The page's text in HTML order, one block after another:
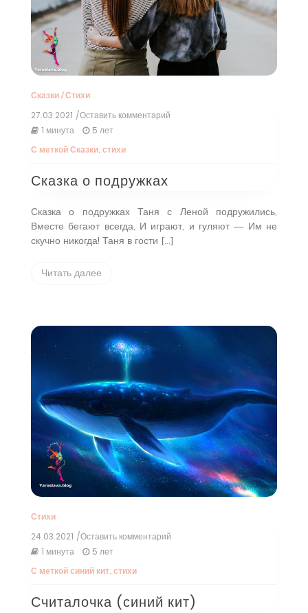
Сказки/Стихи
27.03.2021 /Оставить комментарий
1 минута 5 лет
С меткой Сказки, стихи
Сказка о подружках
Сказка о подружках Таня с Леной подружились,
Вместе бегают всегда, И играют, и гуляют — Им не
скучно никогда! Таня в гости […]
Читать далее
Стихи
24.03.2021 /Оставить комментарий
1 минута 5 лет
С меткой синий кит, стихи
Считалочка (синий кит)